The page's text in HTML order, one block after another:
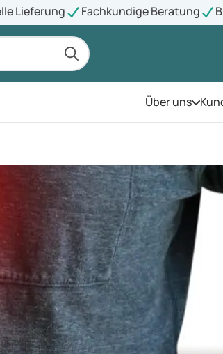
Lieferung Fachkundige Beratung
Über uns